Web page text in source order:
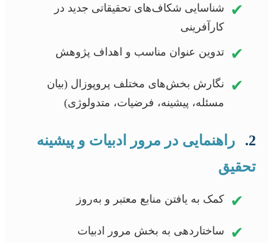
✔
شناسایی شکاف‌های تحقیقاتی جدید در
کارآفرینی
✔ تدوین عنوان مناسب و اهداف پژوهش
✔
نگارش بخش‌های مختلف پروپوزال (بیان
مسئله، پیشینه، فرضیات، متدولوژی)
2.
راهنمایی در مرور ادبیات و پیشینه
تحقیق
✔ کمک به یافتن منابع معتبر و به‌روز
✔ ساختاردهی به بخش مرور ادبیات